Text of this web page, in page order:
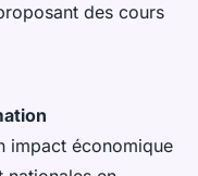
des cours
impact économique